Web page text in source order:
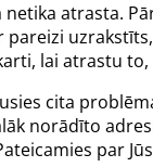
netika atrasta.
pareizi
lai atrastu to,
cita
norādīto
par